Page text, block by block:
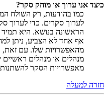
כיצד אני ערוך או מוחק סקר?
כמו בהודעות, רק השולח
לערוך סקרים. כדי לערוך
הראשונה בנושא. היא
אף אחד לא הצביע, ניתן
מהאפשרויות שלו. עם
מנהלים או מנהלים ראשיים
מאפשרויות הסקר
חזרה למעלה